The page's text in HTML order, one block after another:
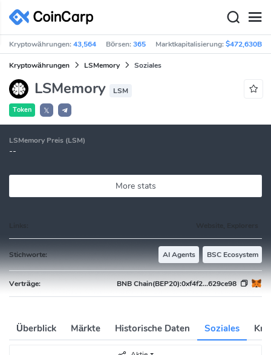
Kryptowährungen:43,564 Börsen:365 Marktkapitalisierung:$472,630B
Kryptowährungen LSMemory Soziales
LSMemory LSM
Token 𝕏
LSMemory Preis (LSM)
--
More stats
Stichworte: AI Agents BSC Ecosystem
Verträge: BNB Chain(BEP20):0xf4f2...629ce98
Überblick Märkte Historische Daten Soziales